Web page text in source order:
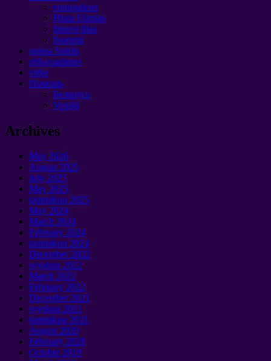
ennustukset
Hinta Elämän
Imuroi tilaa
foorumi
opissa Spirits
uhkavaatimus
virke
Помощь
Беларусь
Venäjä
Archives
May 2026
August2025
July 2025
May 2025
tammikuu 2025
May 2024
March 2024
February 2024
tammikuu 2024
December2022
syyskuu 2022
March 2022
February 2022
December2021
syyskuu 2021
tammikuu 2021
August2020
February 2020
October2019